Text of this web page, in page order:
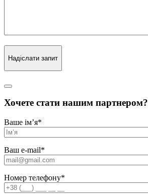
Надіслати запит
Хочете стати нашим партнером?
Ваше ім’я*
Ваш e-mail*
Номер телефону*